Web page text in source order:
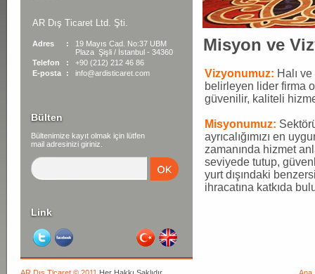
Misyon ve
Vizyonumuz: Halı
belirleyen lider firma
güvenilir, kaliteli
Misyonumuz:
ayrıcalığımızı en
zamanında hizmet
seviyede tutup,
yurt dışındaki
ihracatına katkıda
AR Dış Ticaret Ltd. Şti.
Adres :
19 Mayıs Cad. No:37 UBM
Plaza Şişli / İstanbul - 34360
Telefon
:
+90 (212) 212 46 86
E-posta
: info@ardisticaret.com
Bülten
Bültenimize kayıt olmak için lütfen
mail adresinizi giriniz.
Link